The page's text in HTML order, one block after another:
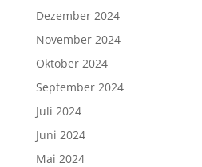
Dezember 2024
November 2024
Oktober 2024
September 2024
Juli 2024
Juni 2024
Mai 2024